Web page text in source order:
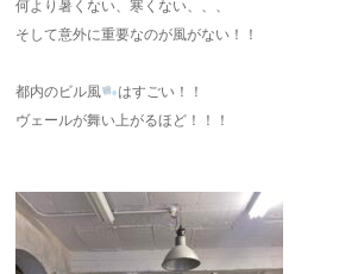
何より暑くない、寒くない、、、
そして意外に重要なのが風がない！！
都内のビル風
はすごい！！
ヴェールが舞い上がるほど！！！